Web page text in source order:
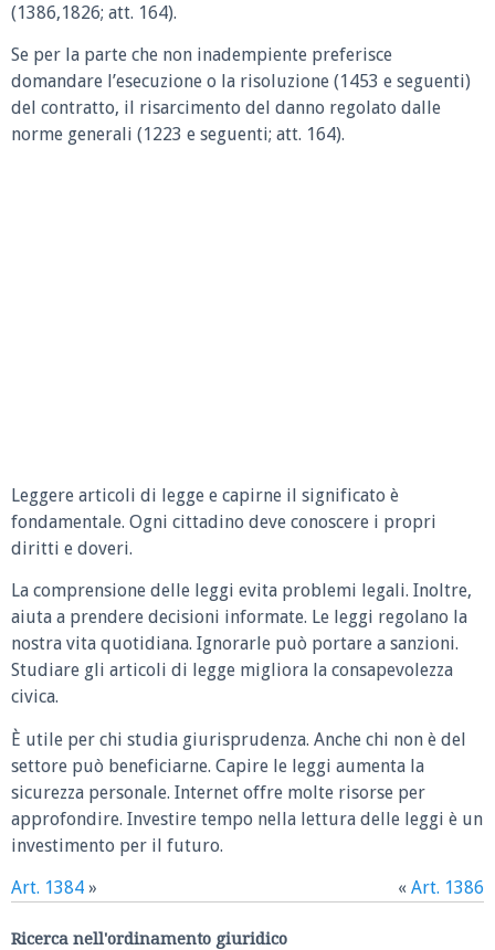
(1386,1826; att. 164).
Se per la parte che non inadempiente preferisce
domandare l’esecuzione o la risoluzione (1453 e seguenti)
del contratto, il risarcimento del danno regolato dalle
norme generali (1223 e seguenti; att. 164).
Leggere articoli di legge e capirne il significato è
fondamentale. Ogni cittadino deve conoscere i propri
diritti e doveri.
La comprensione delle leggi evita problemi legali. Inoltre,
aiuta a prendere decisioni informate. Le leggi regolano la
nostra vita quotidiana. Ignorarle può portare a sanzioni.
Studiare gli articoli di legge migliora la consapevolezza
civica.
È utile per chi studia giurisprudenza. Anche chi non è del
settore può beneficiarne. Capire le leggi aumenta la
sicurezza personale. Internet offre molte risorse per
approfondire. Investire tempo nella lettura delle leggi è un
investimento per il futuro.
Art. 1384 » « Art. 1386
Ricerca nell'ordinamento giuridico